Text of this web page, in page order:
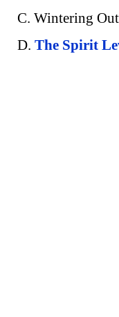
C. Wintering Out
D. The Spirit